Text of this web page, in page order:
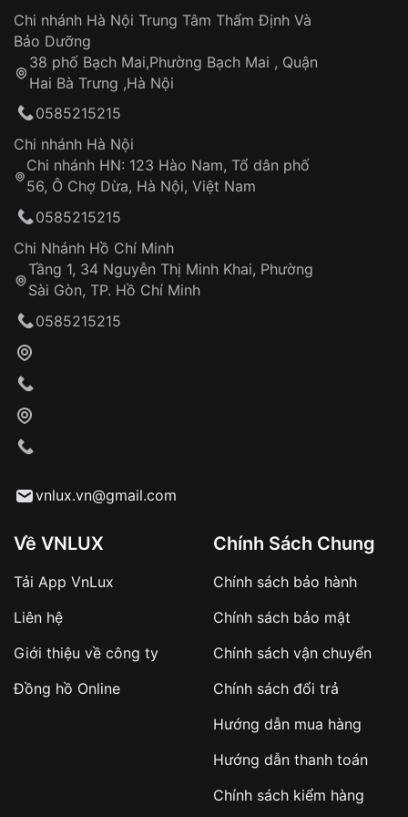
Áp dụng cho tất cả tỉnh thành trên toàn quốc
Thời gian tính từ khi xác nhận đơn hàng thành
công
Hotline: 0585 215 215
Từ khóa SEO:
Khách hàng kiểm tra và thanh toán trực tiếp
Từ khóa SEO:
sản phẩm đặc biệt
hàng
Số tiền còn lại thanh toán khi nhận hàng hoặc
✔️ Đảm bảo xử lý đơn hàng nhanh chóng
✔️ Hạn chế tình trạng hủy đơn không mong
Dây đeo
Sản phẩm đã bị:
Tự ý sửa chữa
thống VNLUX
Đảm bảo quyền lợi khách hàng
Đồng hành cùng khách hàng trong suốt quá
trình sử dụng
Chi nhánh Hà Nội Trung Tâm Thẩm Định Và
Bảo Dưỡng
38 phố Bạch Mai,Phường Bạch Mai , Quận
Hai Bà Trưng ,Hà Nội
0585215215
Chi nhánh Hà Nội
Chi nhánh HN: 123 Hào Nam, Tổ dân phố
56, Ô Chợ Dừa, Hà Nội, Việt Nam
0585215215
Chi Nhánh Hồ Chí Minh
Tầng 1, 34 Nguyễn Thị Minh Khai, Phường
Sài Gòn, TP. Hồ Chí Minh
0585215215
vnlux.vn@gmail.com
Về VNLUX
Tải App VnLux
Liên hệ
Giới thiệu về công ty
Đồng hồ Online
Chính Sách Chung
Chính sách bảo hành
Chính sách bảo mật
Chính sách vận chuyển
Chính sách đổi trả
Hướng dẫn mua hàng
Hướng dẫn thanh toán
Chính sách kiểm hàng